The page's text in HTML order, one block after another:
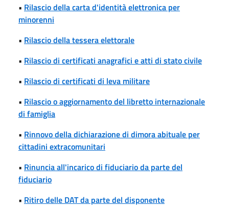
• Rilascio della carta d'identità elettronica per
minorenni
• Rilascio della tessera elettorale
• Rilascio di certificati anagrafici e atti di stato civile
• Rilascio di certificati di leva militare
• Rilascio o aggiornamento del libretto internazionale
di famiglia
• Rinnovo della dichiarazione di dimora abituale per
cittadini extracomunitari
• Rinuncia all'incarico di fiduciario da parte del
fiduciario
• Ritiro delle DAT da parte del disponente